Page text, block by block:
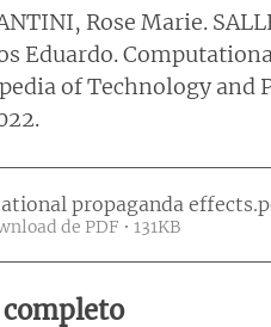
Rose Marie.
Eduardo.
of Technology
propaganda effects
de PDF • 131KB